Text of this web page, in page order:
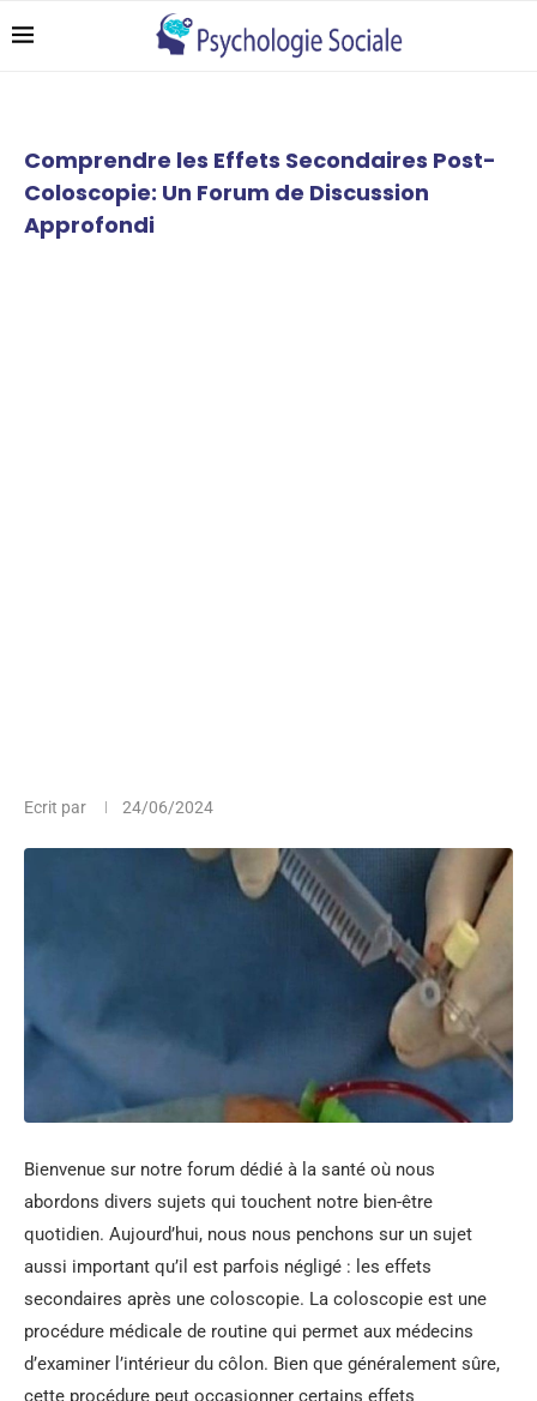
Comprendre les Effets Secondaires Post-
Coloscopie: Un Forum de Discussion
Approfondi
Ecrit par 24/06/2024
Bienvenue sur notre forum dédié à la santé où nous
abordons divers sujets qui touchent notre bien-être
quotidien. Aujourd’hui, nous nous penchons sur un sujet
aussi important qu’il est parfois négligé : les effets
secondaires après une coloscopie. La coloscopie est une
procédure médicale de routine qui permet aux médecins
d’examiner l’intérieur du côlon. Bien que généralement sûre,
cette procédure peut occasionner certains effets